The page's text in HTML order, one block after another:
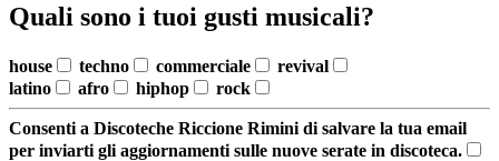
Quali sono i tuoi gusti musicali?
house techno commerciale
revival
latino
afro hiphop rock
Consenti a Discoteche Riccione Rimini di salvare la tua email
per inviarti gli aggiornamenti sulle nuove serate in discoteca.